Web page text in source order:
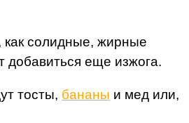
как солидные, жирные
добавиться еще изжога.
тосты, бананы и мед или,